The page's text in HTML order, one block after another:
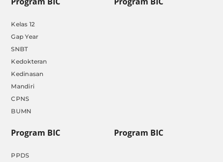
Kelas 12
Gap Year
SNBT
Kedokteran
Kedinasan
Mandiri
CPNS
BUMN
Program BIC
PPDS
Program BIC